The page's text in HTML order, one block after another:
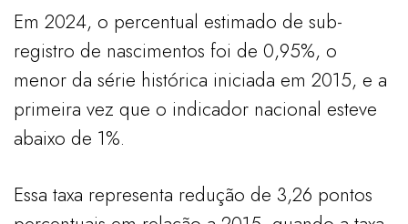
Em 2024, o percentual estimado de sub-
registro de nascimentos foi de 0,95%, o
menor da série histórica iniciada em 2015, e a
primeira vez que o indicador nacional esteve
abaixo de 1%.
Essa taxa representa redução de 3,26 pontos